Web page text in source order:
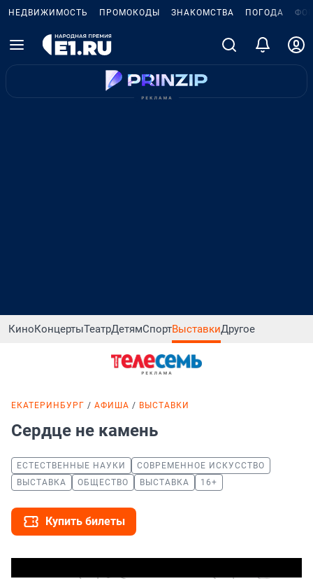
НЕДВИЖИМОСТЬ ПРОМОКОДЫ ЗНАКОМСТВА ПОГОДА
КиноКонцертыТеатрДетямСпортВыставкиДругое
ЕКАТЕРИНБУРГ АФИША ВЫСТАВКИ
Сердце не камень
ЕСТЕСТВЕННЫЕ НАУКИ
СОВРЕМЕННОЕ ИСКУССТВО
ВЫСТАВКА
ОБЩЕСТВО ВЫСТАВКА 16+
Купить билеты